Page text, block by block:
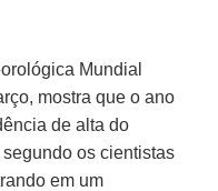
Mundial
mostra que o ano
de alta do
os cientistas
em um